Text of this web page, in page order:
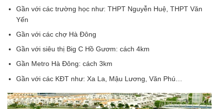
Gần với các trường học như: THPT Nguyễn Huệ, THPT Văn
Yến
Gần với các chợ Hà Đông
Gần với siêu thị Big C Hồ Gươm: cách 4km
Gần Metro Hà Đông: cách 3km
Gần với các KĐT như: Xa La, Mậu Lương, Văn Phú…